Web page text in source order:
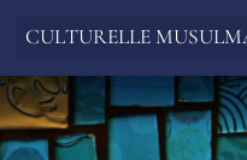
CULTURELLE